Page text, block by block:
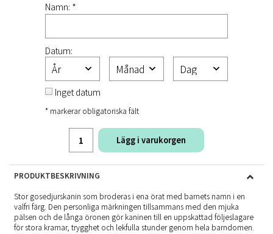
Namn: *
Datum:
Inget datum
* markerar obligatoriska fält
Lägg i varukorgen
PRODUKTBESKRIVNING
Stor gosedjurskanin som broderas i ena örat med barnets namn i en
valfri färg. Den personliga märkningen tillsammans med den mjuka
pälsen och de långa öronen gör kaninen till en uppskattad följeslagare
för stora kramar, trygghet och lekfulla stunder genom hela barndomen.